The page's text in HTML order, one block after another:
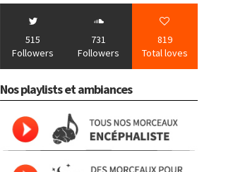
515
Followers
731
Followers
819
Total loves
Nos playlists et ambiances